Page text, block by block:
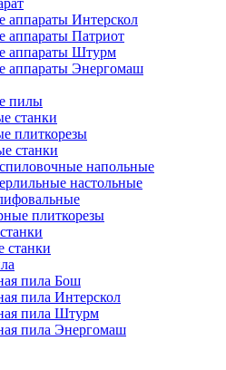
аппараты Интерскол
аппараты Патриот
аппараты Штурм
аппараты Энергомаш
пилы
станки
плиткорезы
станки
напольные
настольные
плиткорезы
станки
пила Бош
пила Интерскол
пила Штурм
пила Энергомаш